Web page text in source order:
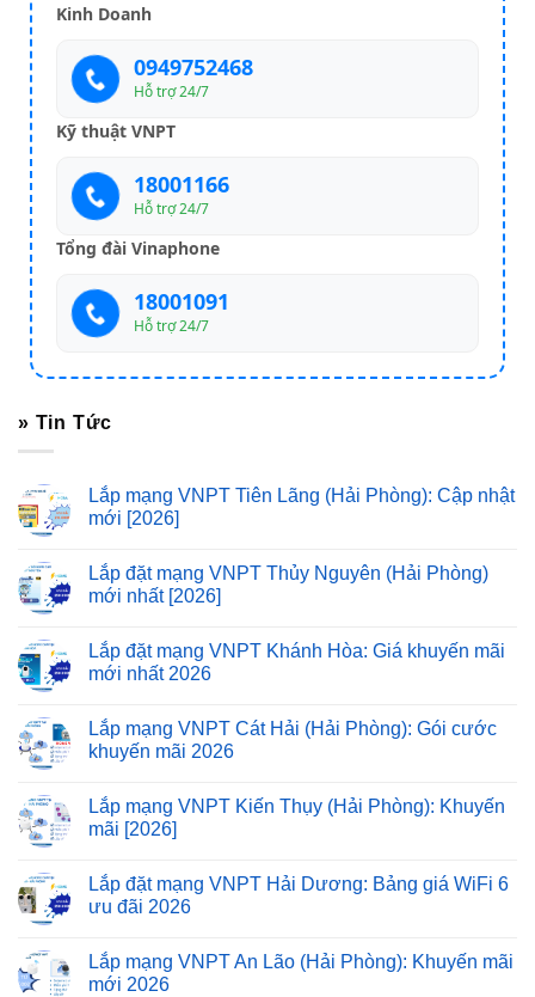
Kinh Doanh
0949752468
Hỗ trợ 24/7
Kỹ thuật VNPT
18001166
Hỗ trợ 24/7
Tổng đài Vinaphone
18001091
Hỗ trợ 24/7
» Tin Tức
Lắp mạng VNPT Tiên Lãng (Hải Phòng): Cập nhật
mới [2026]
Lắp đặt mạng VNPT Thủy Nguyên (Hải Phòng)
mới nhất [2026]
Lắp đặt mạng VNPT Khánh Hòa: Giá khuyến mãi
mới nhất 2026
Lắp mạng VNPT Cát Hải (Hải Phòng): Gói cước
khuyến mãi 2026
Lắp mạng VNPT Kiến Thụy (Hải Phòng): Khuyến
mãi [2026]
Lắp đặt mạng VNPT Hải Dương: Bảng giá WiFi 6
ưu đãi 2026
Lắp mạng VNPT An Lão (Hải Phòng): Khuyến mãi
mới 2026